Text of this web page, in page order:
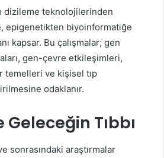
dizileme teknolojilerinden
epigenetikten biyoinformatiğe
kapsar. Bu çalışmalar; gen
gen-çevre etkileşimleri,
temelleri ve kişisel tıp
odaklanır.
Tıbbı
sonrasındaki araştırmalar